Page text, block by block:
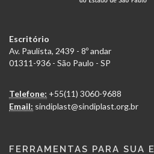
Escritório
Av. Paulista, 2439 - 8º andar
01311-936 - São Paulo - SP
Telefone: +55(11) 3060-9688
Email: sindiplast@sindiplast.org.br
FERRAMENTAS PARA SUA